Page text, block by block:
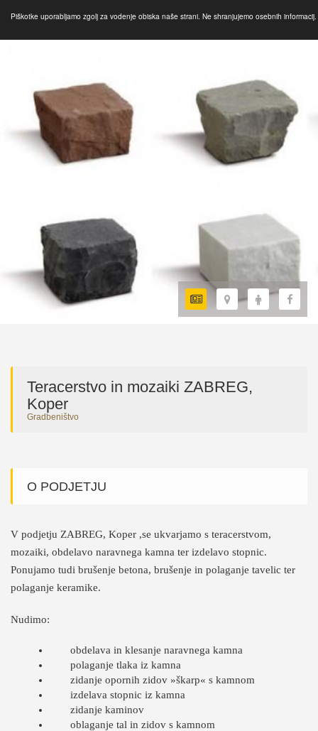
Piškotke uporabljamo zgolj za vodenje obiska naše strani. Ne shranjujemo osebnih informacij.
Teracerstvo in mozaiki ZABREG,
Koper
Gradbeništvo
O PODJETJU
V podjetju ZABREG, Koper ,se ukvarjamo s teracerstvom,
mozaiki, obdelavo naravnega kamna ter izdelavo stopnic.
Ponujamo tudi brušenje betona, brušenje in polaganje tavelic ter
polaganje keramike.
Nudimo:
obdelava in klesanje naravnega kamna
polaganje tlaka iz kamna
zidanje opornih zidov »škarp« s kamnom
izdelava stopnic iz kamna
zidanje kaminov
oblaganje tal in zidov s kamnom